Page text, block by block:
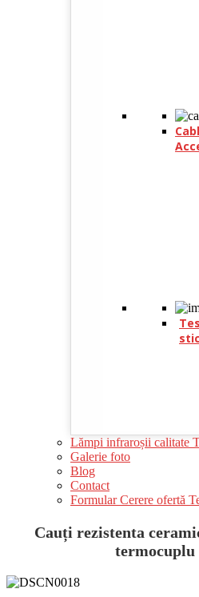
Lămpi infraroșii calitate
Galerie foto
Blog
Contact
Formular Cerere ofertă
Cauți rezistenta